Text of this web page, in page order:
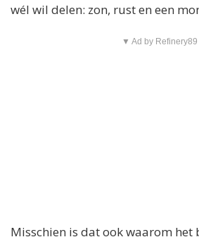
wél wil delen: zon, rust en een
▼ Ad by Refinery89
Misschien is dat ook waarom het